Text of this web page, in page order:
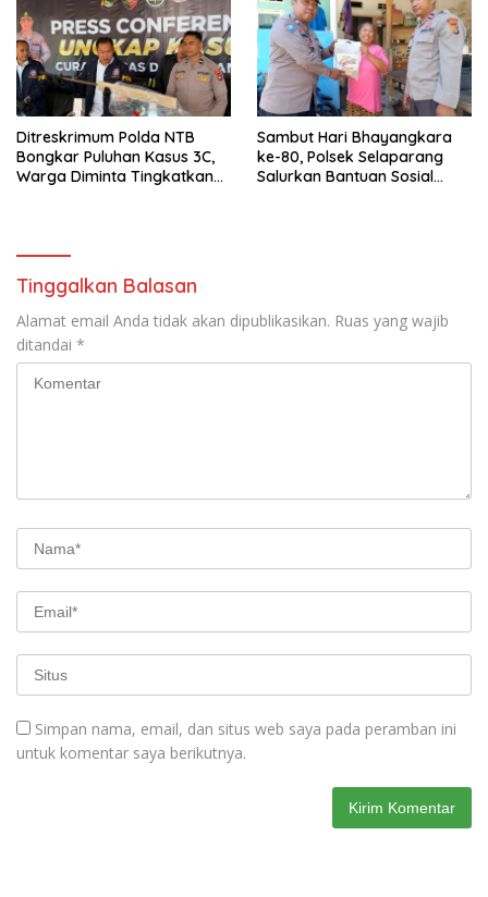
Ditreskrimum Polda NTB
Bongkar Puluhan Kasus 3C,
Warga Diminta Tingkatkan
Sambut Hari Bhayangkara
ke-80, Polsek Selaparang
Salurkan Bantuan Sosial
Tinggalkan Balasan
Alamat email Anda tidak akan dipublikasikan. Ruas yang wajib
ditandai *
Simpan nama, email, dan situs web saya pada peramban ini
untuk komentar saya berikutnya.